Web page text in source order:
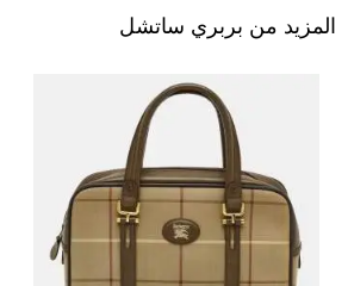
المزيد من بربري ساتشل